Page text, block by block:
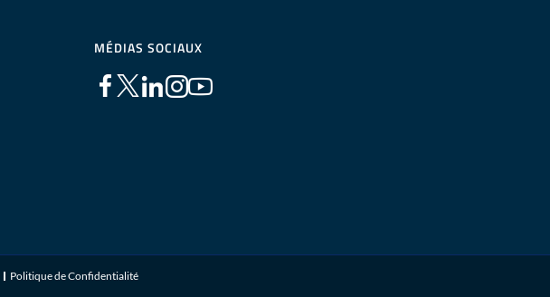
MÉDIAS SOCIAUX
Politique de Confidentialité